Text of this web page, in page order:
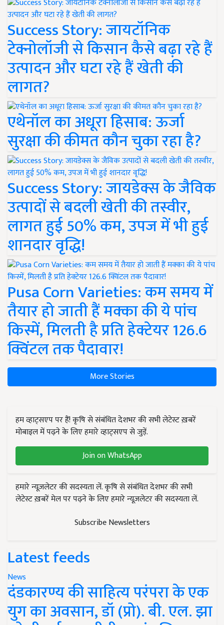
Success Story: जायटॉनिक
टेक्नोलॉजी से किसान कैसे बढ़ा रहे हैं
उत्पादन और घटा रहे हैं खेती की
लागत?
एथेनॉल का अधूरा हिसाब: ऊर्जा
सुरक्षा की कीमत कौन चुका रहा है?
Success Story: जायडेक्स के जैविक
उत्पादों से बदली खेती की तस्वीर,
लागत हुई 50% कम, उपज में भी हुई
शानदार वृद्धि!
Pusa Corn Varieties: कम समय में
तैयार हो जाती हैं मक्का की ये पांच
किस्में, मिलती है प्रति हेक्टेयर 126.6
क्विंटल तक पैदावार!
More Stories
हम व्हाट्सएप पर हैं! कृषि से संबंधित देशभर की सभी लेटेस्ट ख़बरें
मोबाइल में पढ़ने के लिए हमारे व्हाट्सएप से जुड़ें.
Join on WhatsApp
हमारे न्यूज़लेटर की सदस्यता लें. कृषि से संबंधित देशभर की सभी
लेटेस्ट ख़बरें मेल पर पढ़ने के लिए हमारे न्यूज़लेटर की सदस्यता लें.
Subscribe Newsletters
Latest feeds
News
दंडकारण्य की साहित्य परंपरा के एक
युग का अवसान, डॉ (प्रो). बी. एल. झा